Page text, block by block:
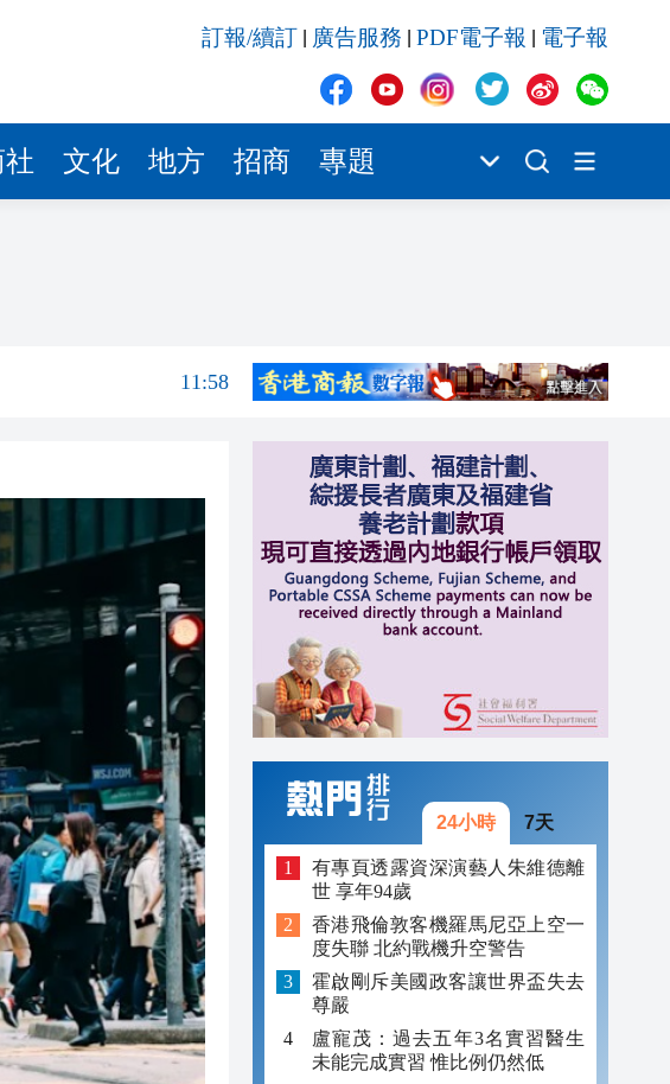
訂報/續訂 廣告服務 PDF電子報 電子報
文化 地方 招商 專題
11:50
11:38
11:58
11:38
11:35
12:12
12:05
11:50
11:50
11:38
11:37
11:35
24小時 7天
有專頁透露資深演藝人朱維德離
世 享年94歲
香港飛倫敦客機羅馬尼亞上空一
度失聯 北約戰機升空警告
霍啟剛斥美國政客讓世界盃失去
尊嚴
盧寵茂：過去五年3名實習醫生
未能完成實習 惟比例仍然低